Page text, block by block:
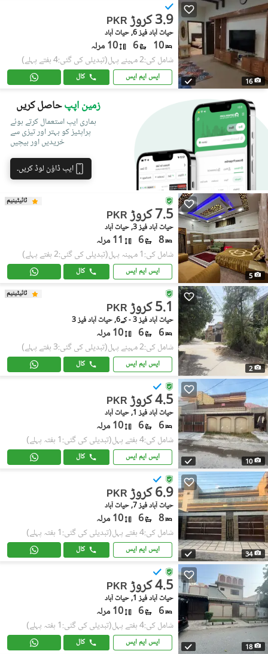
16
PKR 3.9 کروڑ
حیات آباد فیز 6, حیات آباد
10
6 10 مرلہ
شامل کی:2 مہینے پہل (تبدیلی کی گئی:4 ہفتے پہلے)
ایس ایم ایس کال
زمین اپپحاصل کریں
ہماری ایپ استعمال کرتے ہوئے
پراپٹیز کو بہتر اور تیزی سے
خریدیں اور بیچیں
ایپ ڈاؤن لوڈ کریں۔
5
ٹائیٹینیم
PKR 7.5 کروڑ
حیات آباد فیز 3, حیات آباد
8
6 11 مرلہ
شامل کی:1 مہینہ پہل (تبدیلی کی گئی:2 ہفتے پہلے)
ایس ایم ایس کال
2
ٹائیٹینیم
PKR 5.1 کروڑ
حیات آباد فیز 3 - کے6, حیات آباد فیز 3
6
6 10 مرلہ
شامل کی:2 مہینے پہل (تبدیلی کی گئی:3 ہفتے پہلے)
ایس ایم ایس کال
10
PKR 4.5 کروڑ
حیات آباد فیز 1, حیات آباد
6
6 10 مرلہ
شامل کی:4 ہفتے پہل (تبدیلی کی گئی:1 ہفتہ پہلے)
ایس ایم ایس کال
34
PKR 6.9 کروڑ
حیات آباد فیز 7, حیات آباد
8
6 10 مرلہ
شامل کی:4 ہفتے پہل (تبدیلی کی گئی:1 ہفتہ پہلے)
ایس ایم ایس کال
18
PKR 4.5 کروڑ
حیات آباد فیز 1, حیات آباد
6
6 10 مرلہ
شامل کی:4 ہفتے پہل (تبدیلی کی گئی:1 ہفتہ پہلے)
ایس ایم ایس کال